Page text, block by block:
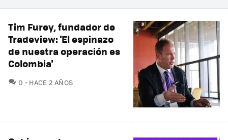
Tim Furey, fundador de
Tradeview: 'El espinazo
de nuestra operación es
Colombia'
0 COMENTARIOS
HACE 2 AÑOS